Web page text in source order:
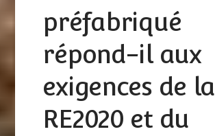
préfabriqué
répond-il aux
exigences de la
RE2020 et du